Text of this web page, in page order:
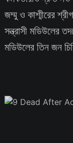
জম্মু ও কাশ্মীরের
সন্ত্রাসী মডিউলের
মডিউলের তিন জন